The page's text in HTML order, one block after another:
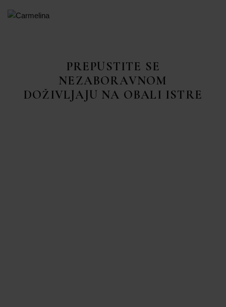
PREPUSTITE SE
NEZABORAVNOM
DOŽIVLJAJU NA OBALI ISTRE